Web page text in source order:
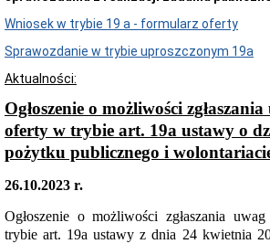
Żmigrodzie
Struktura
urzędu
Skargi
wnioski
Petycje
Zgromadzenia
Obywatelski
Gminie
Żmigród
Wniosek w trybie 19 a - formularz oferty
Sprawozdanie w trybie uproszczonym 19a
Aktualności:
Ogłoszenie o możliwości
oferty w trybie art. 19a ustawy o
pożytku publicznego i
26.10.2023 r.
Ogłoszenie o możliwości zgłaszania
trybie art. 19a ustawy z dnia 24 kwietnia